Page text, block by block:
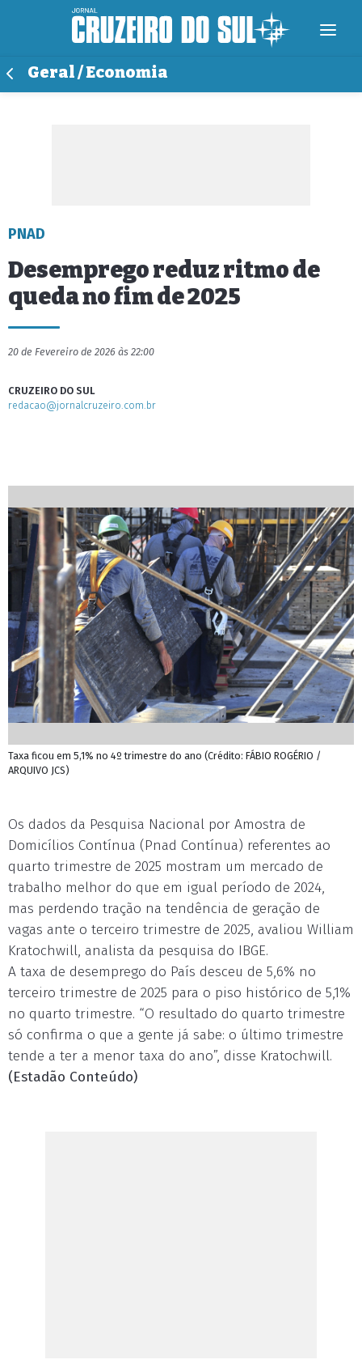
Geral / Economia
PNAD
Desemprego reduz ritmo de
queda no fim de 2025
20 de Fevereiro de 2026 às 22:00
CRUZEIRO DO SUL
redacao@jornalcruzeiro.com.br
Taxa ficou em 5,1% no 4º trimestre do ano (Crédito: FÁBIO ROGÉRIO /
ARQUIVO JCS)
Os dados da Pesquisa Nacional por Amostra de
Domicílios Contínua (Pnad Contínua) referentes ao
quarto trimestre de 2025 mostram um mercado de
trabalho melhor do que em igual período de 2024,
mas perdendo tração na tendência de geração de
vagas ante o terceiro trimestre de 2025, avaliou William
Kratochwill, analista da pesquisa do IBGE.
A taxa de desemprego do País desceu de 5,6% no
terceiro trimestre de 2025 para o piso histórico de 5,1%
no quarto trimestre. “O resultado do quarto trimestre
só confirma o que a gente já sabe: o último trimestre
tende a ter a menor taxa do ano”, disse Kratochwill.
(Estadão Conteúdo)